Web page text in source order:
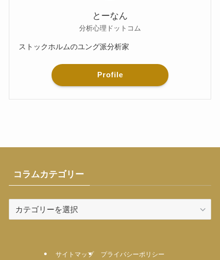
とーなん
分析心理ドットコム
ストックホルムのユング派分析家
Profile
コラムカテゴリー
サイトマップ プライバシーポリシー